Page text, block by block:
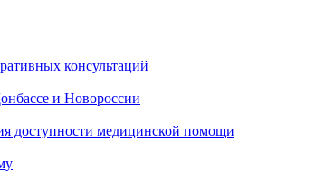
консультаций
и Новороссии
доступности медицинской помощи